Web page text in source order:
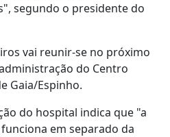
segundo o presidente do
vai reunir-se no próximo
do Centro
Gaia/Espinho.
do hospital indica que "a
em separado da